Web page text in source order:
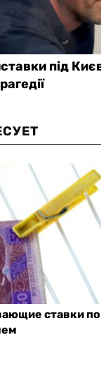
ставки по